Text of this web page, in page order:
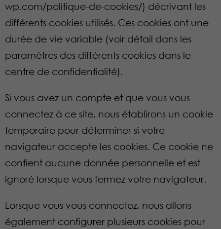
wp.com/politique-de-cookies/) décrivant les
différents cookies utilisés. Ces cookies ont une
durée de vie variable (voir détail dans les
paramètres des différents cookies dans le
centre de confidentialité).
Si vous avez un compte et que vous vous
connectez à ce site, nous établirons un cookie
temporaire pour déterminer si votre
navigateur accepte les cookies. Ce cookie ne
contient aucune donnée personnelle et est
ignoré lorsque vous fermez votre navigateur.
Lorsque vous vous connectez, nous allons
également configurer plusieurs cookies pour